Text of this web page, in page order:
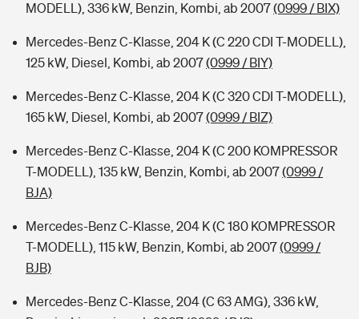
MODELL), 336 kW, Benzin, Kombi, ab 2007(0999 / BIX)
Mercedes-Benz C-Klasse, 204 K (C 220 CDI T-MODELL),
125 kW, Diesel, Kombi, ab 2007(0999 / BIY)
Mercedes-Benz C-Klasse, 204 K (C 320 CDI T-MODELL),
165 kW, Diesel, Kombi, ab 2007(0999 / BIZ)
Mercedes-Benz C-Klasse, 204 K (C 200 KOMPRESSOR
T-MODELL), 135 kW, Benzin, Kombi, ab 2007(0999 /
BJA)
Mercedes-Benz C-Klasse, 204 K (C 180 KOMPRESSOR
T-MODELL), 115 kW, Benzin, Kombi, ab 2007(0999 /
BJB)
Mercedes-Benz C-Klasse, 204 (C 63 AMG), 336 kW,